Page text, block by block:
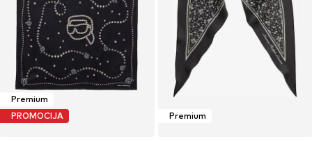
Premium
PROMOCIJA
Premium